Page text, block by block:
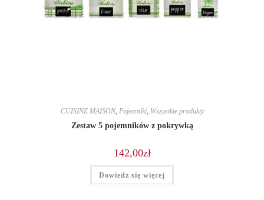
CUISINE MAISON, Pojemniki, Wszystkie produkty
Zestaw 5 pojemników z pokrywką
142,00zł
Dowiedz się więcej